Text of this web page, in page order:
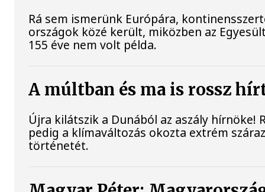
Rá sem ismerünk Európára,
országok közé került, miközben az
155 éve nem volt példa.
A múltban és ma is rossz
Újra kilátszik a Dunából az aszály
pedig a klímaváltozás okozta extrém
történetét.